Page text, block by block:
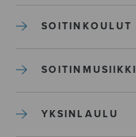
SOITINKOULUT
SOITINMUSIIKKI
YKSINLAULU